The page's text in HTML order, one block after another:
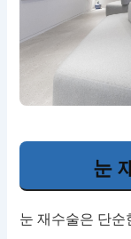
눈
눈 재수술은 단